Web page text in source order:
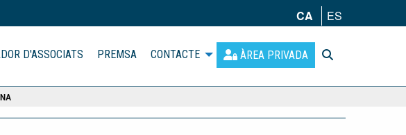
CA ES
D'ASSOCIATS PREMSA CONTACTE ÀREA PRIVADA